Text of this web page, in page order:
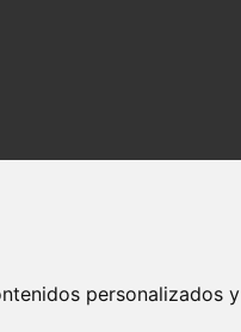
personalizados y